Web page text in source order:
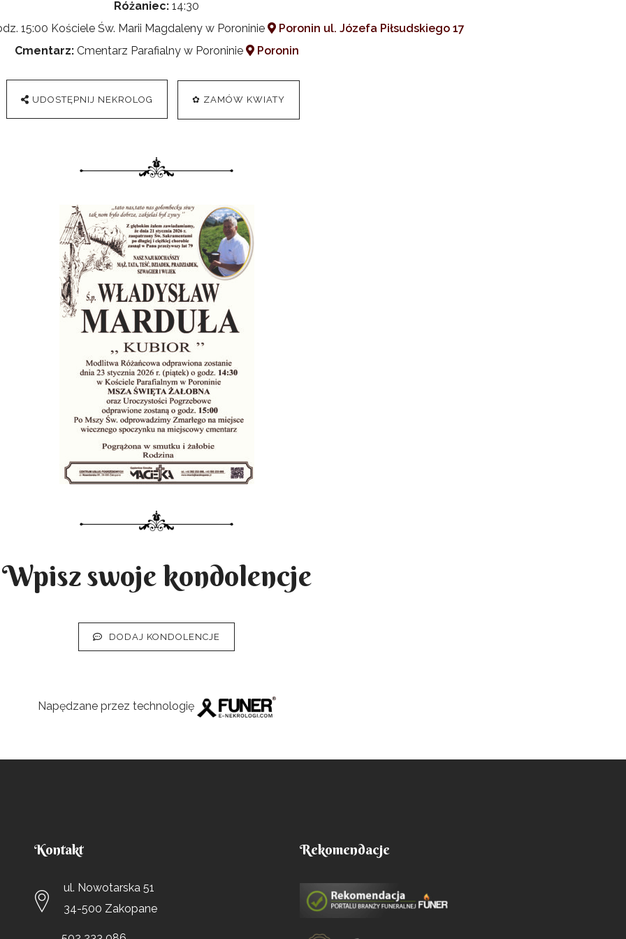
Różaniec: 14:30
15:00 Kościele Św. Marii Magdaleny w Poroninie
Poronin ul. Józefa Piłsudskiego 17
Cmentarz:Cmentarz Parafialny w Poroninie Poronin
UDOSTĘPNIJ NEKROLOG ✿ ZAMÓW KWIATY
Wpisz swoje kondolencje
DODAJ KONDOLENCJE
Napędzane przez technologię
Kontakt
ul. Nowotarska 51
34-500 Zakopane
Rekomendacje